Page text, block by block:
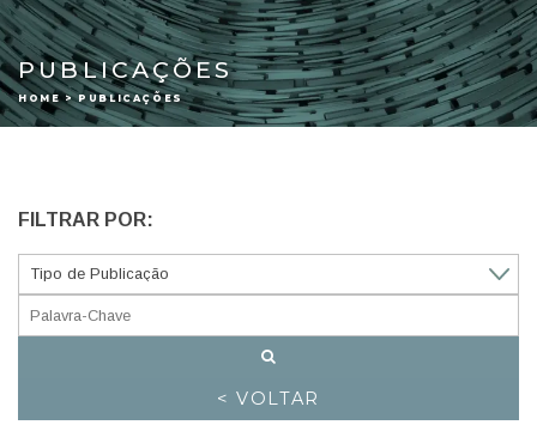
PUBLICAÇÕES
HOME > PUBLICAÇÕES
FILTRAR POR:
< VOLTAR